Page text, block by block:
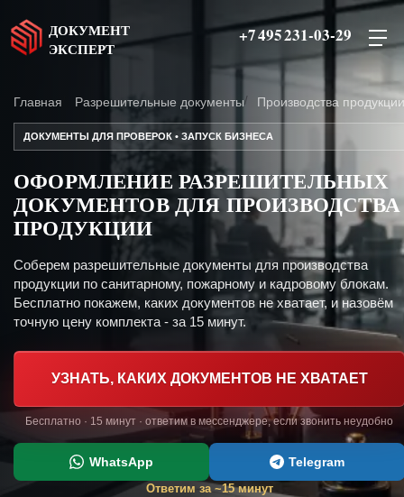
ДОКУМЕНТ
ЭКСПЕРТ
+7 495 231-03-29
Главная Разрешительные документы Производства продукции
ДОКУМЕНТЫ ДЛЯ ПРОВЕРОК • ЗАПУСК БИЗНЕСА
ОФОРМЛЕНИЕ РАЗРЕШИТЕЛЬНЫХ
ДОКУМЕНТОВ ДЛЯ ПРОИЗВОДСТВА
ПРОДУКЦИИ
Соберем разрешительные документы для производства
продукции по санитарному, пожарному и кадровому блокам.
Бесплатно покажем, каких документов не хватает, и назовём
точную цену комплекта - за 15 минут.
УЗНАТЬ, КАКИХ ДОКУМЕНТОВ НЕ ХВАТАЕТ
Бесплатно · 15 минут · ответим в мессенджере, если звонить неудобно
WhatsApp Telegram
Ответим за ~15 минут